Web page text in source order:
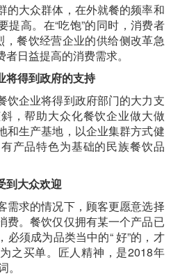
的大众群体，在外就餐的频率和
提高。在“吃饱”的同时，消费者
，餐饮经营企业的供给侧改革急
日益提高的消费需求。
将得到政府的支持
饮企业将得到政府部门的大力支
，帮助大众化餐饮企业做大做
和生产基地，以企业集群方式健
产品特色为基础的民族餐饮品
到大众欢迎
需求的情况下，顾客更愿意选择
费。餐饮仅仅拥有某一个产品已
必须成为品类当中的“ 好”的，才
之买单。匠人精神，是2018年